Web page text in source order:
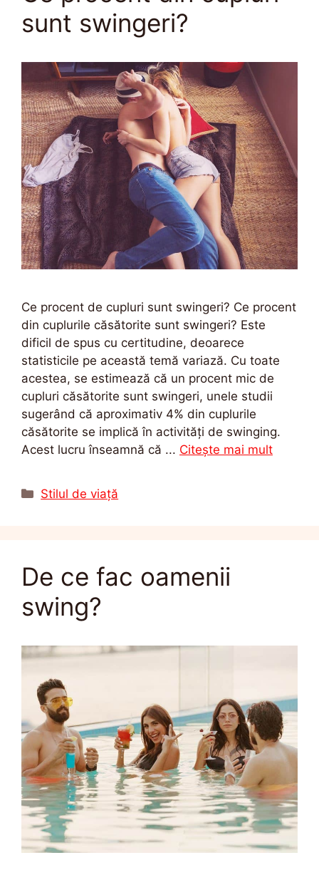
sunt swingeri?
Ce procent de cupluri sunt swingeri? Ce procent
din cuplurile căsătorite sunt swingeri? Este
dificil de spus cu certitudine, deoarece
statisticile pe această temă variază. Cu toate
acestea, se estimează că un procent mic de
cupluri căsătorite sunt swingeri, unele studii
sugerând că aproximativ 4% din cuplurile
căsătorite se implică în activități de swinging.
Acest lucru înseamnă că ... Citește mai mult
Categorii
Stilul de viață
De ce fac oamenii
swing?